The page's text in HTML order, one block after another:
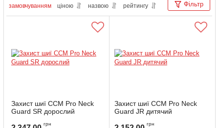
замовчуванням ціною назвою рейтингу Фільтр
Захист шиї CCM Pro Neck
Guard SR дорослий
грн
Захист шиї CCM Pro Neck
Guard JR дитячий
грн